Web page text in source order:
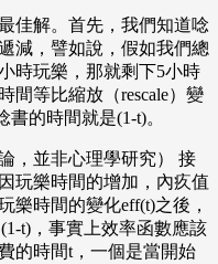
佳解。首先，我們知道唸
減，譬如說，假如我們總
時玩樂，那就剩下5小時
間等比縮放（rescale）變
的時間就是(1-t)。
，並非心理學研究） 接
玩樂時間的增加，內疚值
樂時間的變化eff(t)之後，
t)，事實上效率函數應該
的時間t，一個是當開始